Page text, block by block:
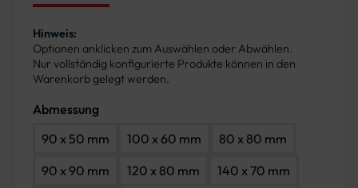
Hinweis:
Optionen anklicken zum Auswählen oder Abwählen.
Nur vollständig konfigurierte Produkte können in den
Warenkorb gelegt werden.
Abmessung
90 x 50 mm
100 x 60 mm
80 x 80 mm
90 x 90 mm
120 x 80 mm
140 x 70 mm